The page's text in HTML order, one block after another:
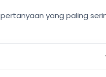
yang paling